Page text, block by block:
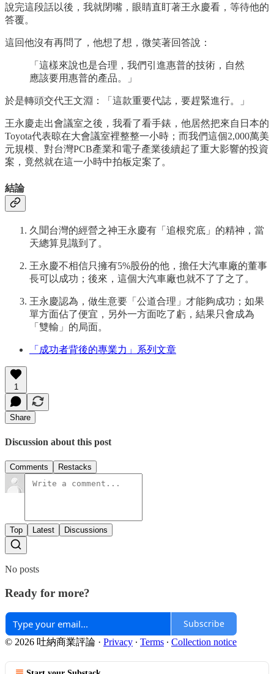
說完這段話以後，我就閉嘴，眼睛直盯著王永慶看，等待他的
答覆。
這回他沒有再問了，他想了想，微笑著回答說：
「這樣來說也是合理，我們引進惠普的技術，自然
應該要用惠普的產品。」
於是轉頭交代王文淵：「這款重要代誌，要趕緊進行。」
王永慶走出會議室之後，我看了看手錶，他居然把來自日本的
Toyota代表晾在大會議室裡整整一小時；而我們這個2,000萬美
元規模、對台灣PCB產業和電子產業後續起了重大影響的投資
案，竟然就在這一小時中拍板定案了。
結論
久聞台灣的經營之神王永慶有「追根究底」的精神，當
天總算見識到了。
王永慶不相信只擁有5%股份的他，擔任大汽車廠的董事
長可以成功；後來，這個大汽車廠也就不了了之了。
王永慶認為，做生意要「公道合理」才能夠成功；如果
單方面佔了便宜，另外一方面吃了虧，結果只會成為
「雙輸」的局面。
「成功者背後的專業力」系列文章
1
Share
Discussion about this post
Comments Restacks
Top Latest Discussions
No posts
Ready for more?
Subscribe
© 2026 吐納商業評論 · Privacy ∙ Terms ∙ Collection notice